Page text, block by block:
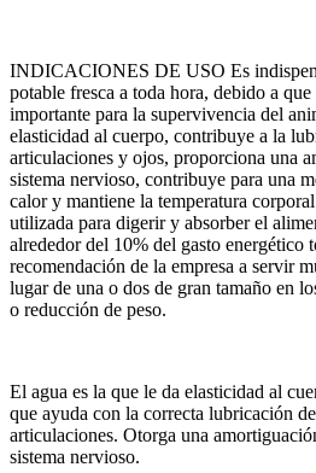
INDICACIONES DE USO Es
potable fresca a toda hora, debido a
importante para la supervivencia del
elasticidad al cuerpo, contribuye a la
articulaciones y ojos, proporciona una
sistema nervioso, contribuye para una
calor y mantiene la temperatura
utilizada para digerir y absorber el
alrededor del 10% del gasto energético
recomendación de la empresa a servir
lugar de una o dos de gran tamaño en
o reducción de peso.
El agua es la que le da elasticidad al
que ayuda con la correcta lubricación
articulaciones. Otorga una
sistema nervioso.